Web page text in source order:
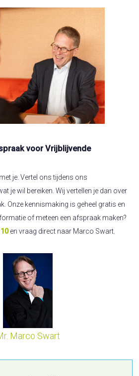
voor Vrijblijvende
je. Vertel ons tijdens ons
je wil bereiken. Wij vertellen je dan over
Onze kennismaking is geheel gratis en
of meteen een afspraak maken?
en vraag direct naar Marco Swart.
Marco Swart